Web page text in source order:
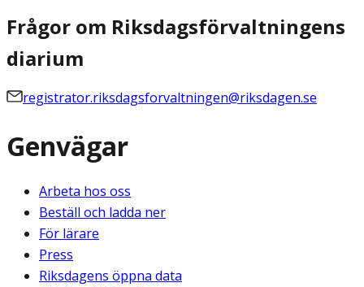
Frågor om Riksdagsförvaltningens
diarium
registrator.riksdagsforvaltningen@riksdagen.se
Genvägar
Arbeta hos oss
Beställ och ladda ner
För lärare
Press
Riksdagens öppna data